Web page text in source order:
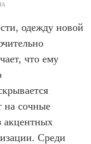
одежду новой
что ему
на сочные
акцентных
Среди